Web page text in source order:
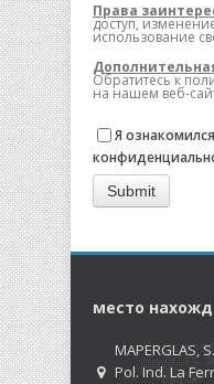
Права
доступ,
использование
Обратитесь к
на нашем веб-
Я ознакомился
Я
Submit
место
MAPERGLAS,
Pol. Ind. La